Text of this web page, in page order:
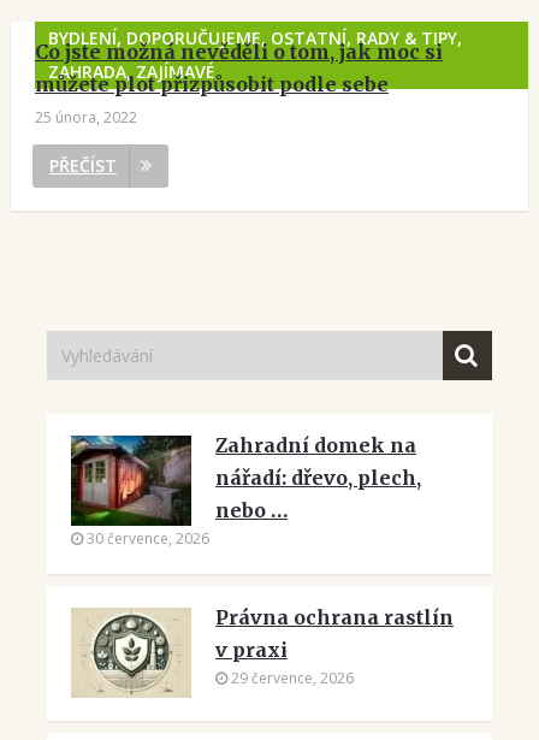
BYDLENÍ, DOPORUČUJEME, OSTATNÍ, RADY & TIPY,
ZAHRADA, ZAJÍMAVÉ
Co jste možná nevěděli o tom, jak moc si
můžete plot přizpůsobit podle sebe
25 února, 2022
PŘEČÍST
Zahradní domek na
nářadí: dřevo, plech,
nebo …
30 července, 2026
Právna ochrana rastlín
v praxi
29 července, 2026